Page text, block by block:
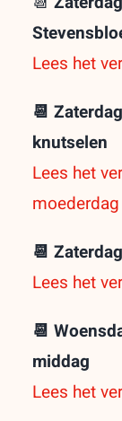
Lees het
📆
knutselen
Lees het
📆
Lees het
📆
middag
Lees het